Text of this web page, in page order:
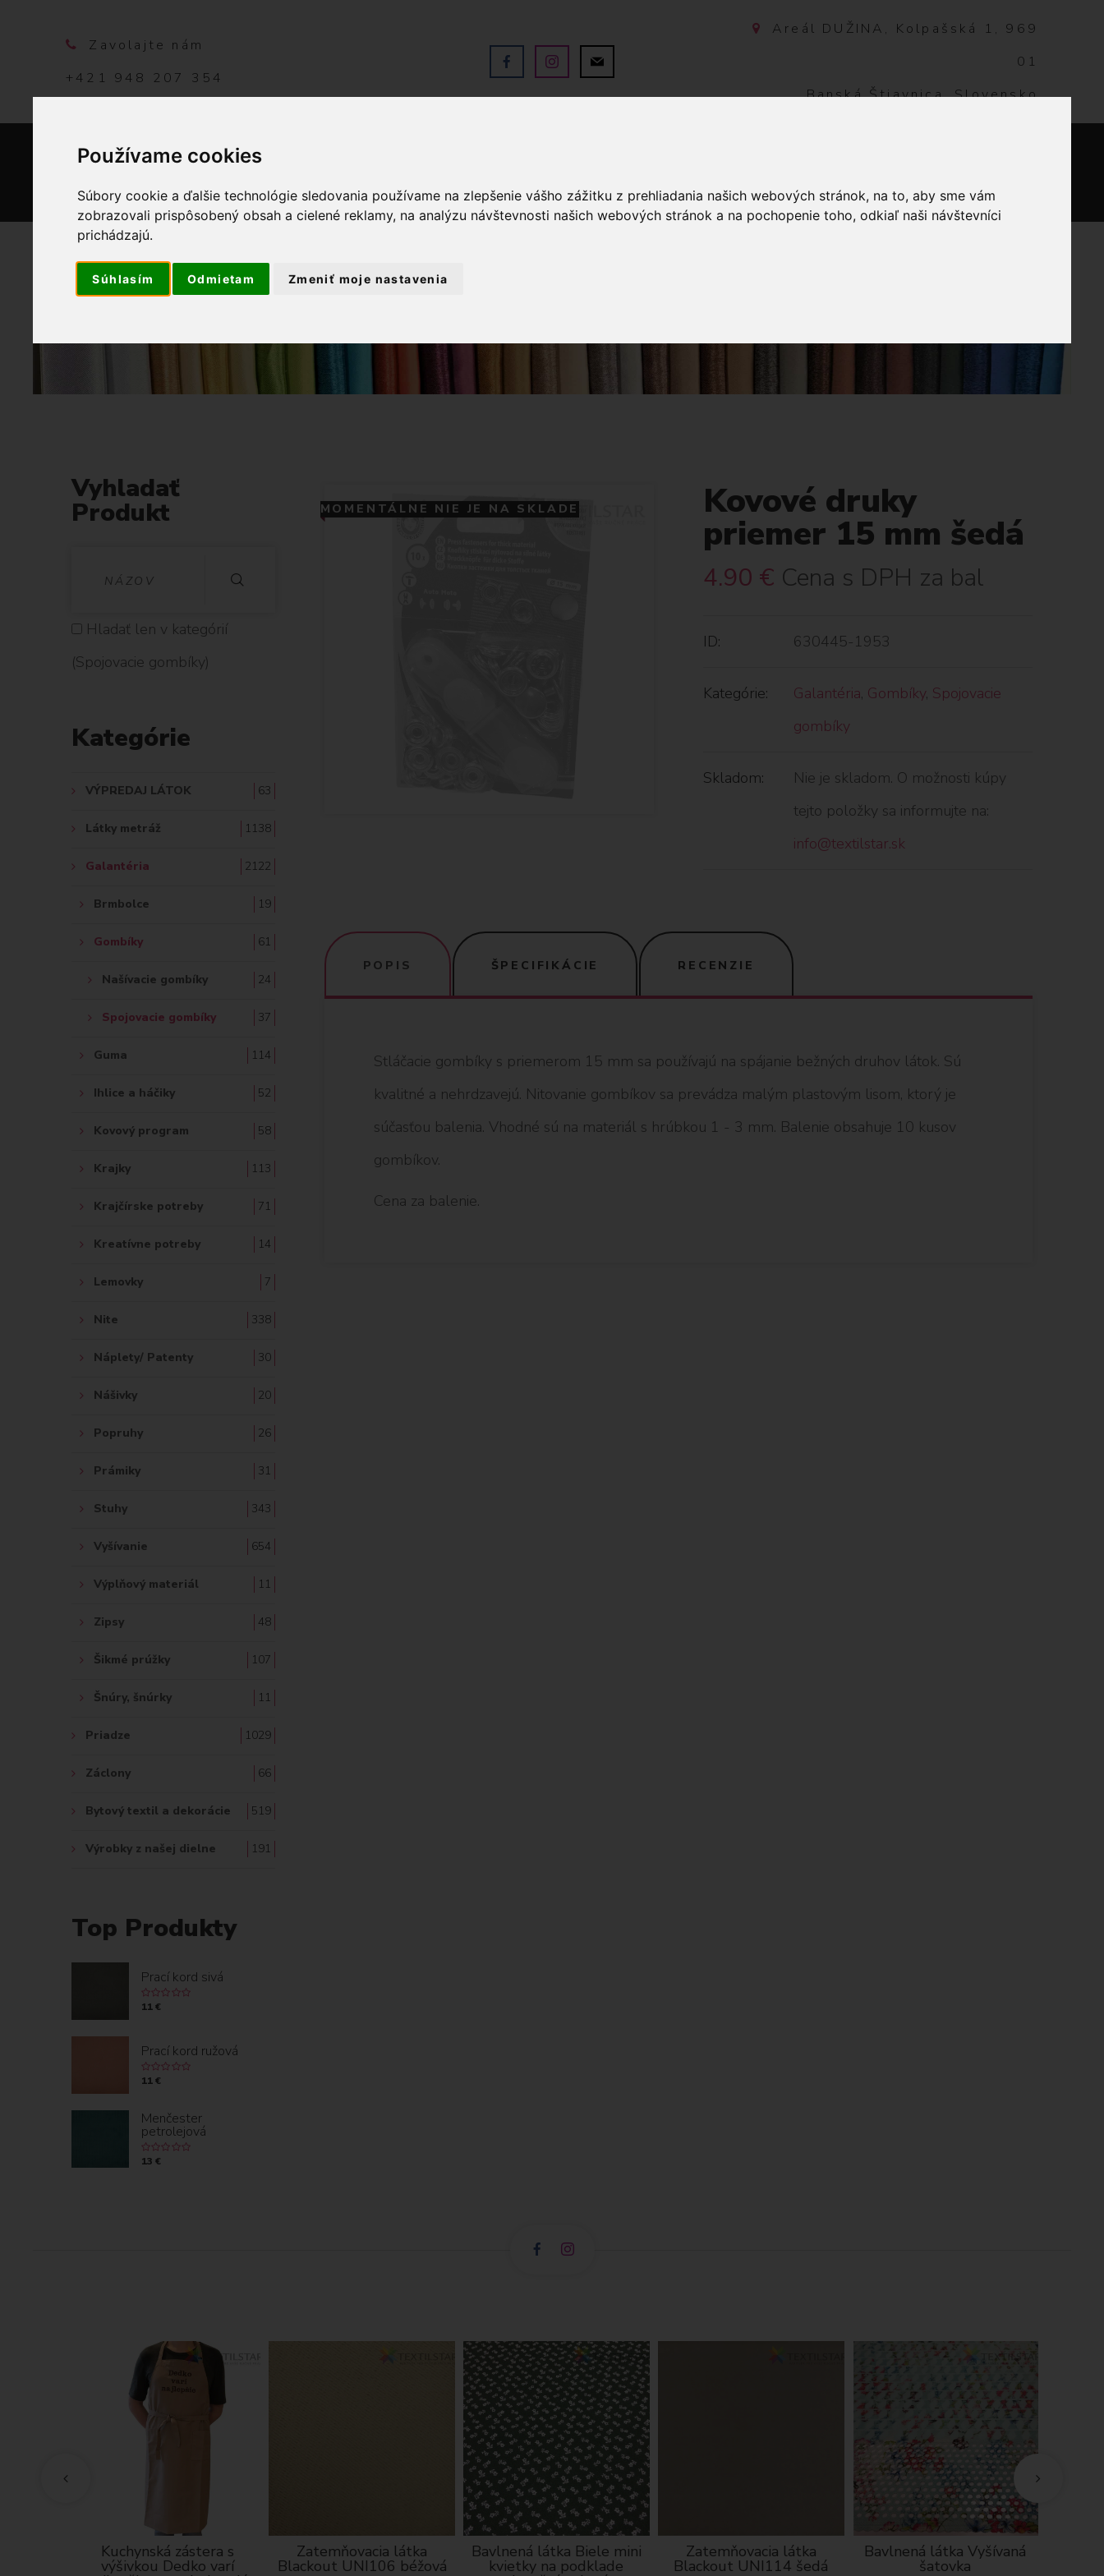
Používame cookies
Súbory cookie a ďalšie technológie sledovania používame na zlepšenie vášho zážitku z prehliadania našich webových stránok, na to, aby sme vám
zobrazovali prispôsobený obsah a cielené reklamy, na analýzu návštevnosti našich webových stránok a na pochopenie toho, odkiaľ naši návštevníci
prichádzajú.
Súhlasím Odmietam Zmeniť moje nastavenia
Zavolajte nám
+421 948 207 354
Areál DUŽINA, Kolpašská 1, 969
01
Banská Štiavnica, Slovensko
MOMENTÁLNE NIE JE NA SKLADE Kovové druky
priemer 15 mm šedá
4.90 € Cena s DPH za bal
ID: 630445-1953
Kategórie: Galantéria, Gombíky, Spojovacie
gombíky
Skladom:
Nie je skladom. O možnosti kúpy
tejto položky sa informujte na:
info@textilstar.sk
POPIS ŠPECIFIKÁCIE RECENZIE
Stláčacie gombíky s priemerom 15 mm sa používajú na spájanie bežných druhov látok. Sú
kvalitné a nehrdzavejú. Nitovanie gombíkov sa prevádza malým plastovým lisom, ktorý je
súčasťou balenia. Vhodné sú na materiál s hrúbkou 1 - 3 mm. Balenie obsahuje 10 kusov
gombíkov.
Cena za balenie.
Vyhladať
Produkt
H
L
D
Ť
:
Hladať len v kategórií
(Spojovacie gombíky)
Kategórie
VÝPREDAJ LÁTOK 63
Látky metráž 1138
Galantéria 2122
Brmbolce 19
Gombíky 61
Našívacie gombíky 24
Spojovacie gombíky 37
Guma 114
Ihlice a háčiky 52
Kovový program 58
Krajky 113
Krajčírske potreby 71
Kreatívne potreby 14
Lemovky 7
Nite 338
Náplety/ Patenty 30
Nášivky 20
Popruhy 26
Prámiky 31
Stuhy 343
Vyšívanie 654
Výplňový materiál 11
Zipsy 48
Šikmé prúžky 107
Šnúry, šnúrky 11
Priadze 1029
Záclony 66
Bytový textil a dekorácie 519
Výrobky z našej dielne 191
Top Produkty
Prací kord sivá
11 €
Prací kord ružová
11 €
Menčester
petrolejová
13 €
Kuchynská zástera s
výšivkou Dedko varí
Zatemňovacia látka
Blackout UNI106 béžová
Bavlnená látka Biele mini
kvietky na podklade
Zatemňovacia látka
Blackout UNI114 šedá
Bavlnená látka Vyšívaná
šatovka